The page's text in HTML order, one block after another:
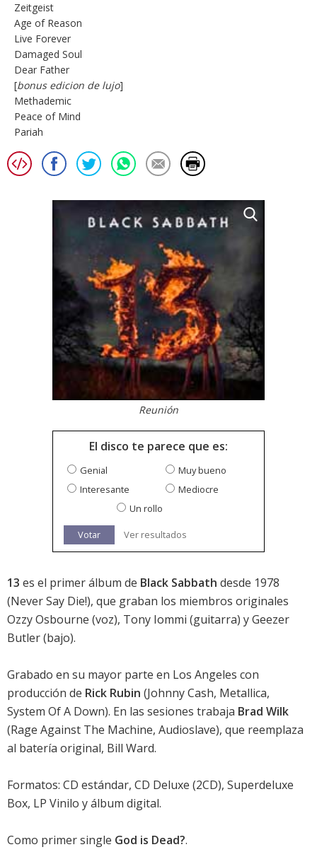
Zeitgeist
Age of Reason
Live Forever
Damaged Soul
Dear Father
[bonus edicion de lujo]
Methademic
Peace of Mind
Pariah
Reunión
El disco te parece que es:
Genial
Muy bueno
Interesante
Mediocre
Un rollo
Votar Ver resultados
13 es el primer álbum de Black Sabbath desde 1978
(Never Say Die!), que graban los miembros originales
Ozzy Osbourne (voz), Tony Iommi (guitarra) y Geezer
Butler (bajo).
Grabado en su mayor parte en Los Angeles con
producción de Rick Rubin (Johnny Cash, Metallica,
System Of A Down). En las sesiones trabaja Brad Wilk
(Rage Against The Machine, Audioslave), que reemplaza
al batería original, Bill Ward.
Formatos: CD estándar, CD Deluxe (2CD), Superdeluxe
Box, LP Vinilo y álbum digital.
Como primer single God is Dead?.